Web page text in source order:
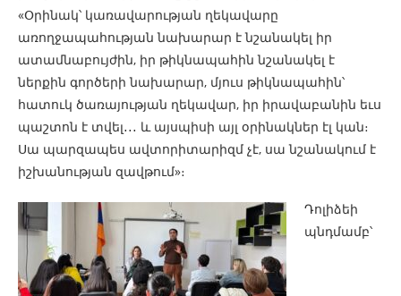
«Օրինակ՝ կառավարության ղեկավարը
առողջապահության նախարար է նշանակել իր
ատամնաբույժին, իր թիկնապահին նշանակել է
ներքին գործերի նախարար, մյուս թիկնապահին՝
հատուկ ծառայության ղեկավար, իր իրավաբանին եւս
պաշտոն է տվել․․․ և այսպիսի այլ օրինակներ էլ կան։
Սա պարզապես ավտորիտարիզմ չէ, սա նշանակում է
իշխանության զավթում»։
Դոլիձեի
պնդմամբ՝